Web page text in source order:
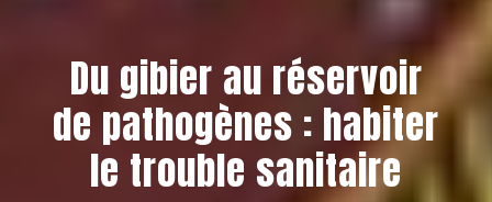
Du gibier au réservoir
de pathogènes : habiter
le trouble sanitaire